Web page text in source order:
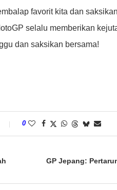
favorit kita dan
selalu memberikan
dan saksikan bersama!
0
GP Jepang: